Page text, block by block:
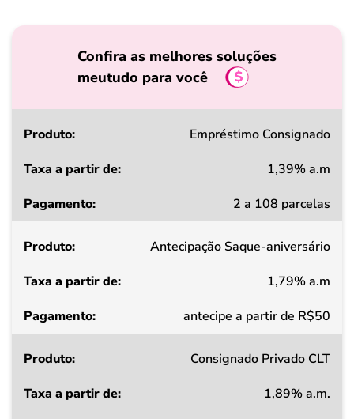
Confira as melhores soluções
meutudo para você
Produto
a
de
Pagamento
Empréstimo Consignado
1,39% a.m
2 a 108 parcelas
Antecipação Saque-aniversário
1,79% a.m
antecipe a partir de R$50
Consignado Privado CLT
1,89% a.m.